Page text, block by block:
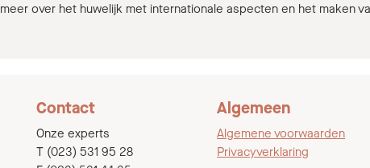
meer over het huwelijk met internationale aspecten en het maken
Contact
Onze experts
T (023) 531 95 28
Algemeen
Algemene voorwaarden
Privacyverklaring